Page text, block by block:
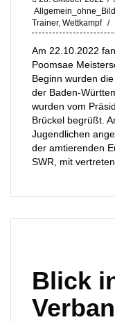
Trainer, Wettkampf
Am 22.10.2022
Poomsae
Beginn wurden
der Baden-
wurden vom
Brückel begrüßt.
Jugendlichen
der amtierenden
SWR, mit
Blick